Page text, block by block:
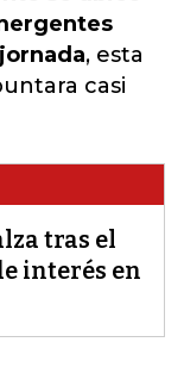
, esta
casi
tras el
interés en